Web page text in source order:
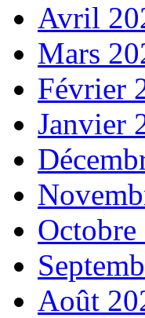
Avril
Mars
Février
Janvier
Octobre
Août